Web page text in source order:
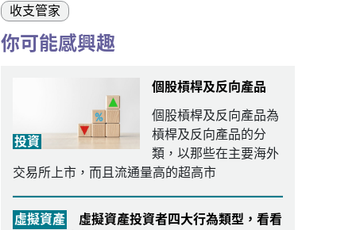
收支管家
你可能感興趣
投資
個股槓桿及反向產品
個股槓桿及反向產品為
槓桿及反向產品的分
類，以那些在主要海外
交易所上市，而且流通量高的超高市
虛擬資產
虛擬資產投資者四大行為類型，看看